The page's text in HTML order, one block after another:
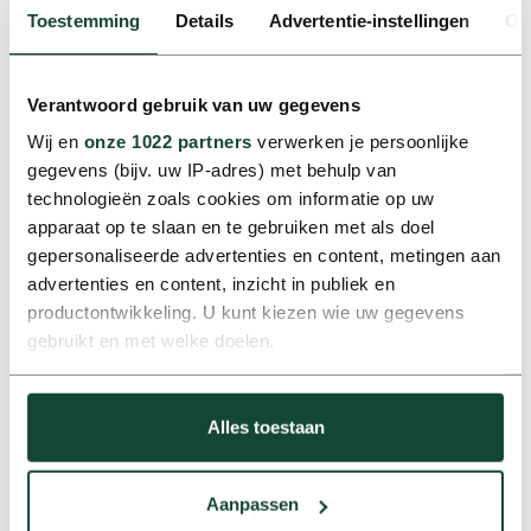
Toestemming Details Advertentie-instellingen
Verantwoord gebruik van uw gegevens
Wij en onze 1022 partners verwerken je persoonlijke
gegevens (bijv. uw IP-adres) met behulp van
technologieën zoals cookies om informatie op uw
apparaat op te slaan en te gebruiken met als doel
gepersonaliseerde advertenties en content, metingen aan
advertenties en content, inzicht in publiek en
productontwikkeling. U kunt kiezen wie uw gegevens
gebruikt en met welke doelen.
Als u het toestaat, willen we ook graag:
Informatie verzamelen over uw geografische locatie,
die tot een paar meter nauwkeurig kan zijn
op specifieke eigenschappen (fingerprinting)
Alles toestaan
Aanpassen
Poolauto’s
Slimme, gedeelde mobiliteit binnen jouw organisatie. Altijd
beschikbaar voor collega’s die onderweg moeten zijn.